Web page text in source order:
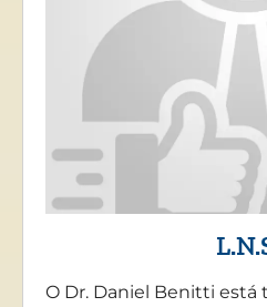
O Dr. Daniel Benitti está